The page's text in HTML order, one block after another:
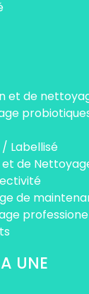
et de
Labellisé
et de
de
UNE